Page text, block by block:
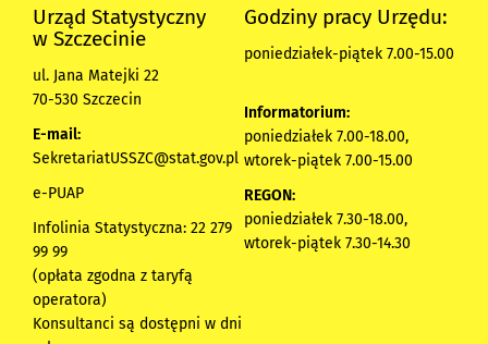
Urząd Statystyczny
w Szczecinie
ul. Jana Matejki 22
70-530 Szczecin
E-mail:
SekretariatUSSZC@stat.gov.pl
e-PUAP
Infolinia Statystyczna: 22 279
99 99
(opłata zgodna z taryfą
operatora)
Konsultanci są dostępni w dni
Godziny pracy Urzędu:
poniedziałek-piątek 7.00-15.00
Informatorium:
poniedziałek 7.00-18.00,
wtorek-piątek 7.00-15.00
REGON:
poniedziałek 7.30-18.00,
wtorek-piątek 7.30-14.30